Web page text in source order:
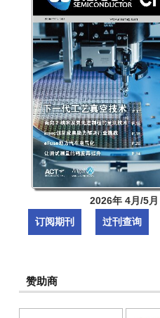
2026年 4月/5月
订阅期刊
过刊查询
赞助商